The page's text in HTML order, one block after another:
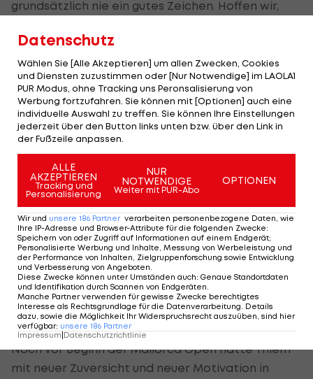
grundsätzlich nie ein gutes Zeichen. Hoffen wir,
mit dem Handwurzelknochen vielleicht eine
leichte Kapselverletzung", meinte der Deutsche.
Für Thiem, der im vergangenen September mit
seinem ersten Grand-Slam-Titel überhaupt in
Flushing Meadows österreichische
Jahr 2021 damit weiter wie verhext. Körperliche
Probleme sowie auch Motivationsschwierigkeiten
hatten ihn u.a. zu einer siebenwöchigen Auszeit
bewogen. Zwar erreichte er in Madrid dann gleich
das Halbfinale, dann folgte aber ein Achtelfinal-
Aus in Rom, eine Auftakt-Niederlage in Lyon und -
für ihn besonders schmerzhaft - eine Fünf-Satz-
Niederlage in der ersten French-Open-Runde
gegen Pablo Andujar (ESP).
Noch vor Beginn der Mallorca Open hatte Thiem
mit neuer Zuversicht und neuer Motivation in
Datenschutz
Wählen Sie [Alle Akzeptieren] um allen Zwecken, Cookies
und Diensten zuzustimmen oder [Nur Notwendige] im LAOLA1
PUR Modus, ohne Tracking uns Peronsalisierung von
Werbung fortzufahren. Sie können mit [Optionen] auch eine
individuelle Auswahl zu treffen. Sie können Ihre Einstellungen
jederzeit über den Button links unten bzw. über den Link in
der Fußzeile anpassen.
ALLE
AKZEPTIEREN
Tracking und
Personalisierung
NUR
NOTWENDIGE
Weiter mit PUR-Abo
OPTIONEN
Wir und unsere 186 Partner verarbeiten personenbezogene Daten, wie
Ihre IP-Adresse und Browser-Attribute für die folgenden Zwecke:
Speichern von oder Zugriff auf Informationen auf einem Endgerät;
Personalisierte Werbung und Inhalte, Messung von Werbeleistung und
der Performance von Inhalten, Zielgruppenforschung sowie Entwicklung
und Verbesserung von Angeboten
Diese Zwecke können unter Umständen auch: Genaue Standortdaten
und Identifikation durch Scannen von Endgeräten
Manche Partner verwenden für gewisse Zwecke berechtigtes
Interesse als Rechtsgrundlage für die Datenverarbeitung. Details
dazu, sowie die Möglichkeit Ihr Widerspruchsrecht auszuüben, sind hier
verfügbar: unsere 186 Partner
Impressum|Datenschutzrichtlinie